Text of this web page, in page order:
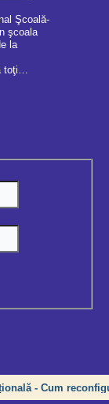
Şcoală-
şcoala
la
toţi…
- Cum